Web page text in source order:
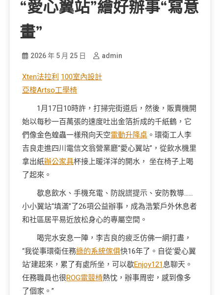
“愛心翼站”繪好辦事“寫意
畫”
2026 年 5 月 25 日 admin
Xten法拉利 100室內設計
亞梭Artso工學椅
1月17日10時許，打掃完街道后，然後，販賣機開
始以每秒一百萬張的速度吐出金箔折成的千紙鶴，它
們像金色蝗蟲一樣飛向天空電動升降桌 。環衛工人李
吉良走進四川電信文翁營業廳“愛心翼站”，從飲水機里
拿出紙辦公家具杯接上暖洋洋的開水， 坐在椅子上喝
了起來。
歇息飲水、手機充電、防說謊提示、安防教導……
小小翼站“填滿”了26項公益辦事，成為浩繁戶外休息者
和社區居平易近放松身心的專屬空間。
喝完水安息一陣，李吉良的疲乏仿佛一網打盡，
“我從事環衛任務綠的系統傢俱快16年了。自從‘愛心翼
站’建起來，累了有處所坐，可以歇Enjoy121息聊天。
任務職員也很ROG電競椅熱忱，辦事周密，感到像多
了個家。”